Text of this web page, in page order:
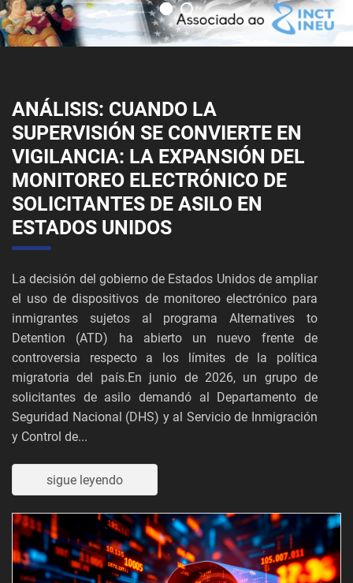
ANÁLISIS: CUANDO LA
SUPERVISIÓN SE CONVIERTE EN
VIGILANCIA: LA EXPANSIÓN DEL
MONITOREO ELECTRÓNICO DE
SOLICITANTES DE ASILO EN
ESTADOS UNIDOS
La decisión del gobierno de Estados Unidos de ampliar
el uso de dispositivos de monitoreo electrónico para
inmigrantes sujetos al programa Alternatives to
Detention (ATD) ha abierto un nuevo frente de
controversia respecto a los límites de la política
migratoria del país.En junio de 2026, un grupo de
solicitantes de asilo demandó al Departamento de
Seguridad Nacional (DHS) y al Servicio de Inmigración
y Control de...
sigue leyendo